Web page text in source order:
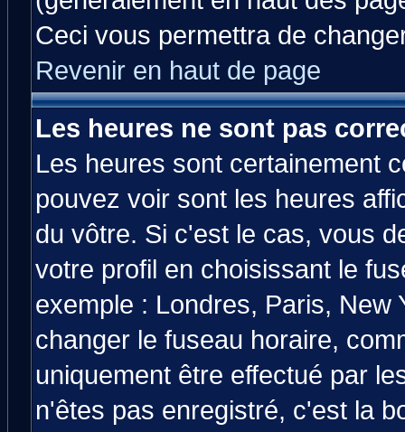
Ceci vous permettra de
Revenir en haut de page
Les heures ne sont pas
Les heures sont certainement
pouvez voir sont les heures
du vôtre. Si c'est le cas, vous
votre profil en choisissant le
exemple : Londres, Paris, New
changer le fuseau horaire,
uniquement être effectué par
n'êtes pas enregistré, c'est la